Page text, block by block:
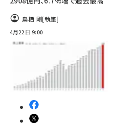
鳥栖 剛[執筆]
4月22日 9:00